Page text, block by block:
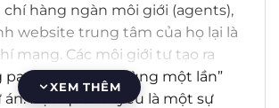
hàng ngàn môi giới (agents),
website trung tâm của họ lại là
mạng. Các môi giới tự tạo ra
“vệ tinh”, “dùng một lần”
án. Hậu quả tất yếu là một sự
XEM THÊM